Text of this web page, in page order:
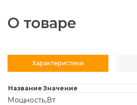
О товаре
Характеристики
Название Значение
Мощность,Вт